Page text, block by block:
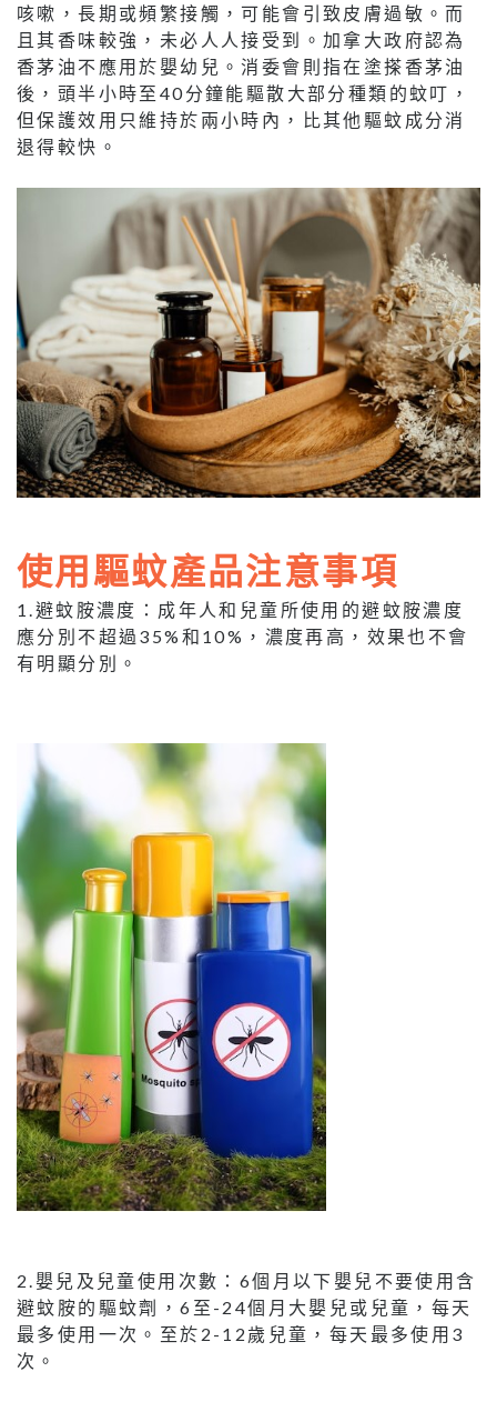
咳嗽，長期或頻繁接觸，可能會引致皮膚過敏。而
且其香味較強，未必人人接受到。加拿大政府認為
香茅油不應用於嬰幼兒。消委會則指在塗搽香茅油
後，頭半小時至40分鐘能驅散大部分種類的蚊叮，
但保護效用只維持於兩小時內，比其他驅蚊成分消
退得較快。
使用驅蚊產品注意事項
1.避蚊胺濃度：成年人和兒童所使用的避蚊胺濃度
應分別不超過35%和10%，濃度再高，效果也不會
有明顯分別。
2.嬰兒及兒童使用次數：6個月以下嬰兒不要使用含
避蚊胺的驅蚊劑，6至-24個月大嬰兒或兒童，每天
最多使用一次。至於2-12歲兒童，每天最多使用3
次。